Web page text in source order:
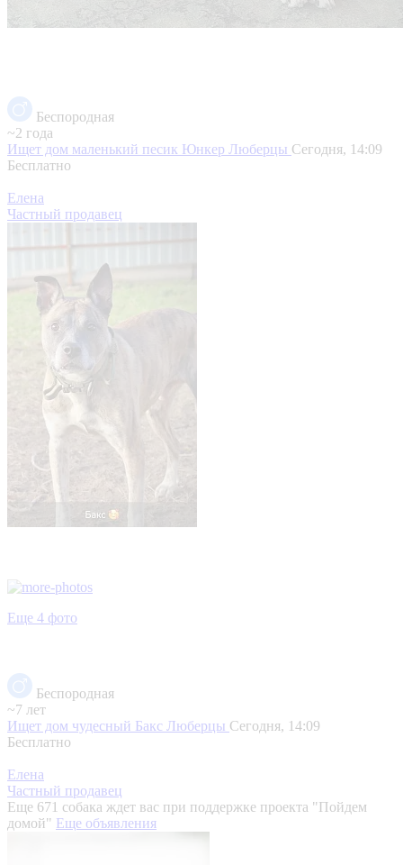
Беспородная
~2 года
Ищет дом маленький песик Юнкер Люберцы Сегодня, 14:09
Бесплатно
Елена
Частный продавец
Еще 4 фото
Беспородная
~7 лет
Ищет дом чудесный Бакс Люберцы Сегодня, 14:09
Бесплатно
Елена
Частный продавец
Еще 671 собака ждет вас при поддержке проекта "Пойдем
домой" Еще объявления